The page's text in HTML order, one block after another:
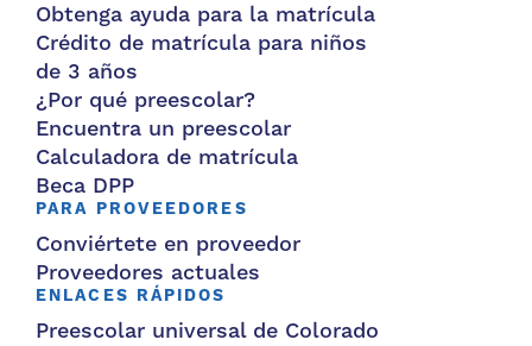
Obtenga ayuda para la matrícula
Crédito de matrícula para niños
de 3 años
¿Por qué preescolar?
Encuentra un preescolar
Calculadora de matrícula
Beca DPP
PARA PROVEEDORES
Conviértete en proveedor
Proveedores actuales
ENLACES RÁPIDOS
Preescolar universal de Colorado